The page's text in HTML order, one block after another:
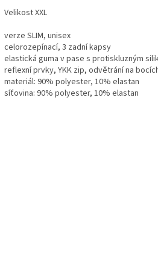
Velikost XXL
verze SLIM, unisex
celorozepínací, 3 zadní kapsy
elastická guma v pase s protiskluzným
reflexní prvky, YKK zip, odvětrání na
materiál: 90% polyester, 10% elastan
síťovina: 90% polyester, 10% elastan